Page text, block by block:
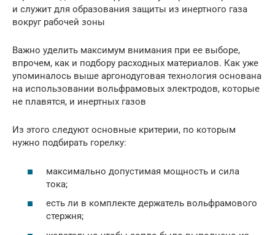
и служит для образования защиты из инертного газа
вокруг рабочей зоны
Важно уделить максимум внимания при ее выборе,
впрочем, как и подбору расходных материалов. Как уже
упоминалось выше аргонодуговая технология основана
на использовании вольфрамовых электродов, которые
не плавятся, и инертных газов
Из этого следуют основные критерии, по которым
нужно подбирать горелку:
максимально допустимая мощность и сила
тока;
есть ли в комплекте держатель вольфрамового
стержня;